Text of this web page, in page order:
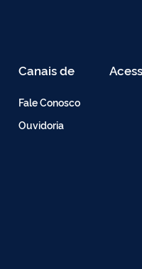
Canais de
Fale Conosco
Ouvidoria